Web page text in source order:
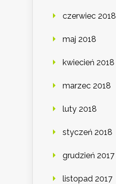
czerwiec 2018
maj 2018
kwiecień 2018
marzec 2018
luty 2018
styczeń 2018
grudzień 2017
listopad 2017